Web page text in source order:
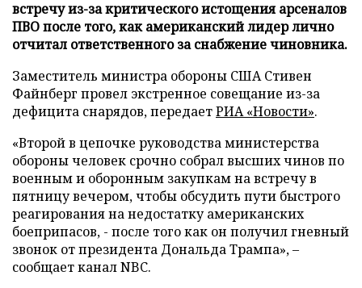
встречу из-за критического истощения арсеналов
ПВО после того, как американский лидер лично
отчитал ответственного за снабжение чиновника.
Заместитель министра обороны США Стивен
Файнберг провел экстренное совещание из-за
дефицита снарядов, передаетРИА «Новости».
«Второй в цепочке руководства министерства
обороны человек срочно собрал высших чинов по
военным и оборонным закупкам на встречу в
пятницу вечером, чтобы обсудить пути быстрого
реагирования на недостатку американских
боеприпасов, - после того как он получил гневный
звонок от президента Дональда Трампа», –
сообщает канал NBC.